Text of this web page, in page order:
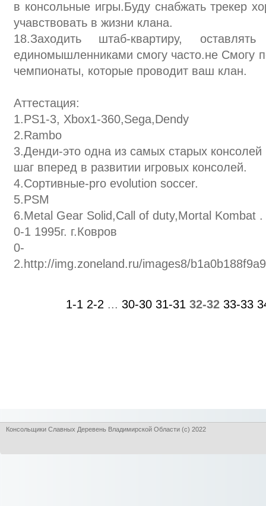
в консольные игры.Буду снабжать трекер
учавствовать в жизни клана.
18.Заходить штаб-квартиру,
единомышленниками смогу часто.не Смогу
чемпионаты, которые проводит ваш клан.
Аттестация:
1.PS1-3, Xbox1-360,Sega,Dendy
2.Rambo
3.Денди-это одна из самых старых
шаг вперед в развитии игровых консолей.
4.Сортивные-pro evolution soccer.
5.PSM
6.Metal Gear Solid,Call of duty,Mortal Kombat .
0-1 1995г. г.Ковров
0-
2.http://img.zoneland.ru/images8/
1-1 2-2 ... 30-30 31-31 32-32 33-33
Консольщики Славных Деревень Владимирской Области (с) 2022